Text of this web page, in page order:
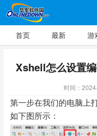
首页 最新 游
Xshell怎么设置
时间：
第一步在我们的电脑上
如下图所示：